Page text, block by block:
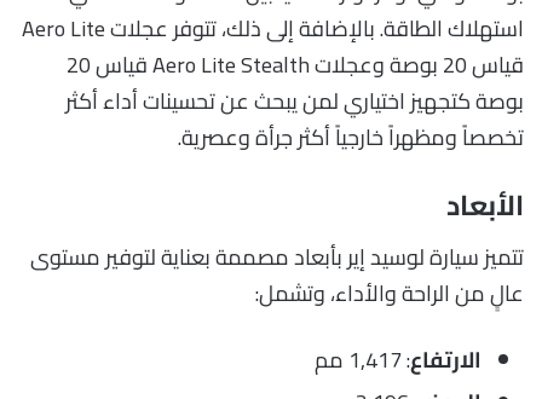
استهلاك الطاقة. بالإضافة إلى ذلك، تتوفر عجلات Aero Lite
قياس 20 بوصة وعجلات Aero Lite Stealth قياس 20
بوصة كتجهيز اختياري لمن يبحث عن تحسينات أداء أكثر
تخصصاً ومظهراً خارجياً أكثر جرأة وعصرية.
الأبعاد
تتميز سيارة لوسيد إير بأبعاد مصممة بعناية لتوفير مستوى
عالٍ من الراحة والأداء، وتشمل:
الارتفاع: 1,417 مم